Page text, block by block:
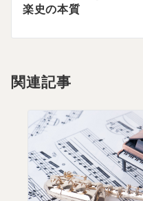
ゲ
ョ
楽史の本質
関連記事